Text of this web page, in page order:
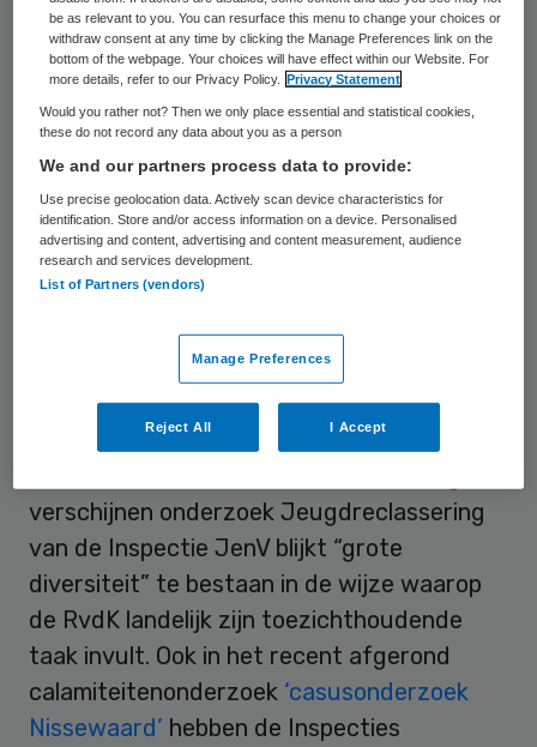
waarborg in het functioneren van de
jeugdstrafrechtketen. “Met de uitvoering
van deze taak vervult de RvdK een
belangrijke rol in de borging van continuïteit
en samenhang binnen de
jeugdstrafrechtketen.” Als de RvdK niet
goed toezicht houdt, bestaat het risico dat
de beoogde aanpak onvoldoende leidt tot
De inspecties baseren zich deels op
signalen over de toezichthoudende taak uit
verschijnen onderzoek Jeugdreclassering
van de Inspectie JenV blijkt “grote
diversiteit” te bestaan in de wijze waarop
de RvdK landelijk zijn toezichthoudende
taak invult. Ook in het recent afgerond
calamiteitenonderzoek ‘casusonderzoek
Nissewaard’ hebben de Inspecties
be as relevant to you. You can resurface this menu to change your choices or
withdraw consent at any time by clicking the Manage Preferences link on the
bottom of the webpage. Your choices will have effect within our Website. For
more details, refer to our Privacy Policy.
Privacy Statement
Would you rather not? Then we only place essential and statistical cookies,
these do not record any data about you as a person
We and our partners process data to provide:
Use precise geolocation data. Actively scan device characteristics for
identification. Store and/or access information on a device. Personalised
advertising and content, advertising and content measurement, audience
research and services development.
List of Partners (vendors)
Manage Preferences
Reject All I Accept